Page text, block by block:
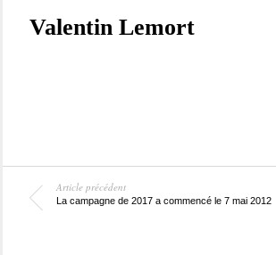
Valentin Lemort
Article précédent
La campagne de 2017 a commencé le 7 mai 2012